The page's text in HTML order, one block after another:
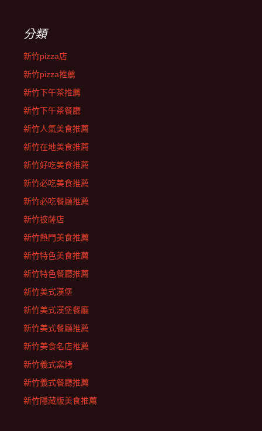
分類
新竹pizza店
新竹pizza推薦
新竹下午茶推薦
新竹下午茶餐廳
新竹人氣美食推薦
新竹在地美食推薦
新竹好吃美食推薦
新竹必吃美食推薦
新竹必吃餐廳推薦
新竹披薩店
新竹熱門美食推薦
新竹特色美食推薦
新竹特色餐廳推薦
新竹美式漢堡
新竹美式漢堡餐廳
新竹美式餐廳推薦
新竹美食名店推薦
新竹義式窯烤
新竹義式餐廳推薦
新竹隱藏版美食推薦